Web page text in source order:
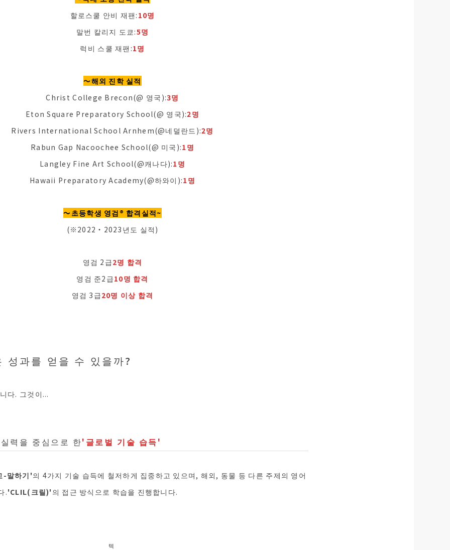
할로스쿨 안비 재팬: 10명
말번 칼리지 도쿄:5명
럭비 스쿨 재팬:1명
〜해외 진학 실적
Christ College Brecon(@ 영국):3명
Eton Square Preparatory School(@ 영국):2명
Rivers International School Arnhem(@네덜란드):2명
Rabun Gap Nacoochee School(@ 미국):1명
Langley Fine Art School(@캐나다):1명
Hawaii Preparatory Academy(@하와이):1명
〜초등학생 영검®︎ 합격실적~
(※2022・2023년도 실적)
영검 2급2명 합격
영검 준2급10명 합격
영검 3급20명 이상 합격
성과를 얻을 수 있을까?
다. 그것이...
력을 중심으로 한'글로벌 기술 습득'
-말하기'의 4가지 기술 습득에 철저하게 집중하고 있으며, 해외, 동물 등 다른 주제의 영어
.'CLIL(크릴)' 의 접근 방식으로 학습을 진행합니다.
텍